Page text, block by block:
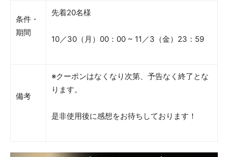
条件・
期間
先着20名様
10／30（月）00：00 ~ 11／3（金）23：59
備考
※クーポンはなくなり次第、予告なく終了とな
ります。
是非使用後に感想をお待ちしております！